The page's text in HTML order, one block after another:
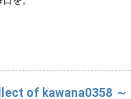
いな。現代いけばなで心
を。